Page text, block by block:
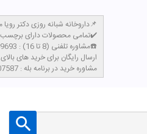
داروخانه شبانه روزی دکتر رویا میرنظامی📌
تمامی محصولات دارای برچسب اصالت کالا و سیب سلامت میباشند✔️
مشاوره تلفنی (8 تا 16) : 02165389693☎️
​ارسال رایگان برای خرید های بالای 4 میلیون تومان با پست پیشتاز
مشاوره خرید در برنامه بله : 09302007587